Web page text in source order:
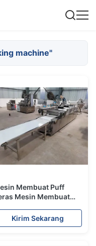
machine"
Membuat Puff
Mesin Membuat
jam
Kirim Sekarang